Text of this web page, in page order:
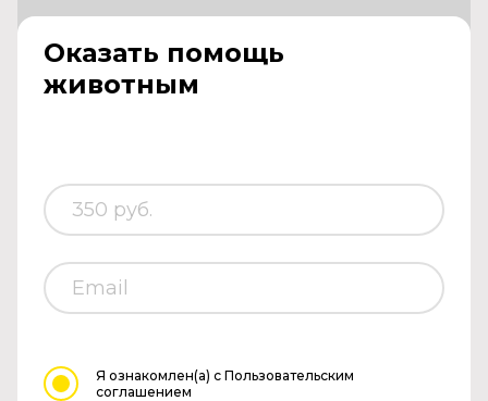
Оказать помощь
животным
Я ознакомлен(а) с Пользовательским
соглашением